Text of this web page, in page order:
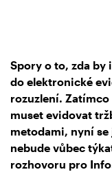
Spory o to, zda by
do elektronické
rozuzlení. Zatímco
muset evidovat
metodami, nyní
nebude vůbec
rozhovoru pro